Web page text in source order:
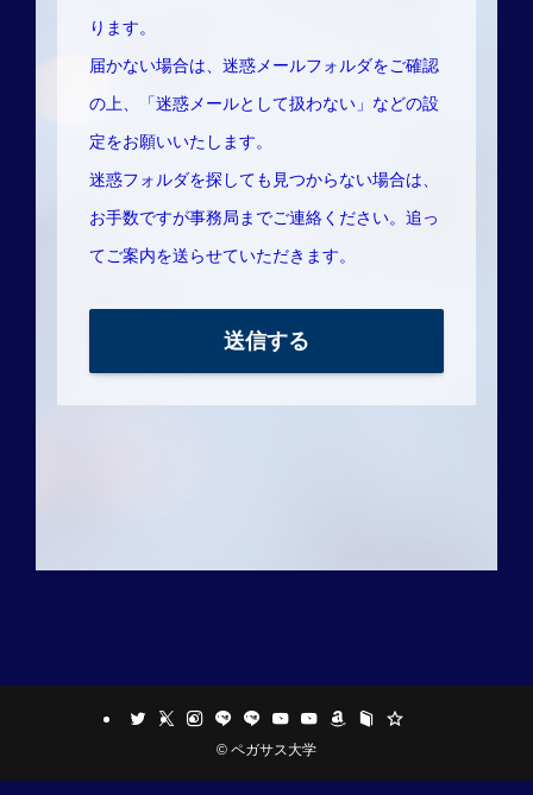
ります。
届かない場合は、迷惑メールフォルダをご確認
の上、「迷惑メールとして扱わない」などの設
定をお願いいたします。
迷惑フォルダを探しても見つからない場合は、
お手数ですが事務局までご連絡ください。追っ
てご案内を送らせていただきます。
© ペガサス大学